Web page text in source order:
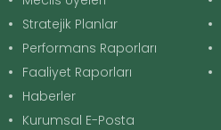
03 Haziran 2026, 16:18
İmar Planı Askı İşlemleri
22 Mayıs 2026, 15:50
Stratejik Planlar
Performans Raporları
Faaliyet Raporları
Haberler
Kurumsal E-Posta